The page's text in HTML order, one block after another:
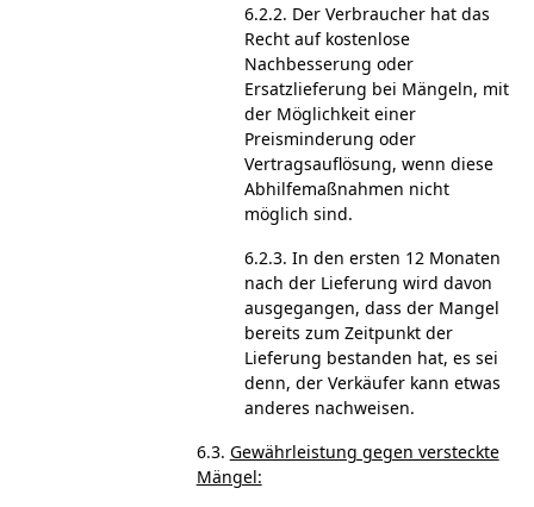
6.2.2. Der Verbraucher hat das
Recht auf kostenlose
Nachbesserung oder
Ersatzlieferung bei Mängeln, mit
der Möglichkeit einer
Preisminderung oder
Vertragsauflösung, wenn diese
Abhilfemaßnahmen nicht
möglich sind.
6.2.3. In den ersten 12 Monaten
nach der Lieferung wird davon
ausgegangen, dass der Mangel
bereits zum Zeitpunkt der
Lieferung bestanden hat, es sei
denn, der Verkäufer kann etwas
anderes nachweisen.
6.3. Gewährleistung gegen versteckte
Mängel: